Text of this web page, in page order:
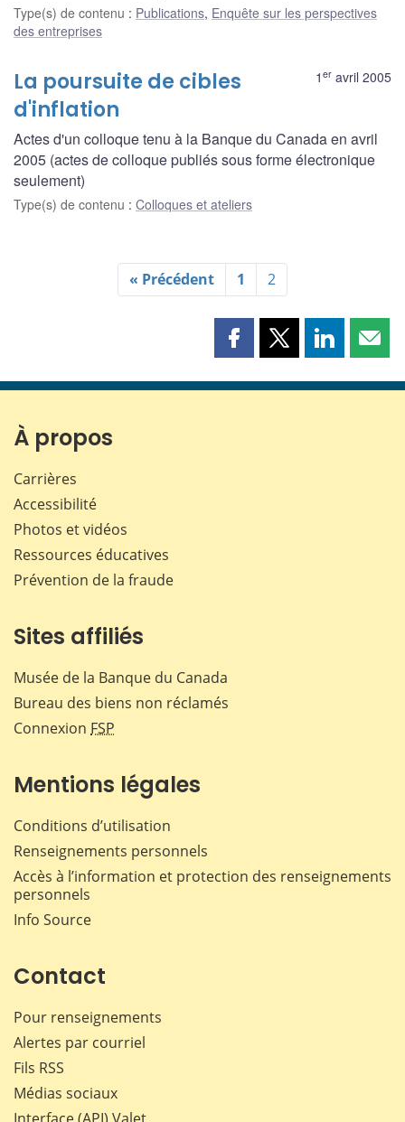
Type(s) de contenu : Publications, Enquête sur les perspectives
des entreprises
1 er avril 2005
La poursuite de cibles
d'inflation
Actes d'un colloque tenu à la Banque du Canada en avril
2005 (actes de colloque publiés sous forme électronique
seulement)
Type(s) de contenu : Colloques et ateliers
« Précédent 1 2
Partager
page
Partager
page
Partager
page page
À propos
Carrières
Accessibilité
Photos et vidéos
Ressources éducatives
Prévention de la fraude
Sites affiliés
Musée de la Banque du Canada
Bureau des biens non réclamés
Connexion FSP
Mentions légales
Conditions d’utilisation
Renseignements personnels
Accès à l’information et protection des renseignements
personnels
Info Source
Contact
Pour renseignements
Alertes par courriel
Fils RSS
Médias sociaux